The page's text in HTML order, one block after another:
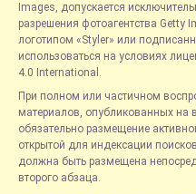
Images, допускается
разрешения фотоагентства
логотипом «Styler» или
использоваться на условиях
4.0 International.
При полном или частичном
материалов, опубликованных на
обязательно размещение
открытой для индексации
должна быть размещена
второго абзаца.